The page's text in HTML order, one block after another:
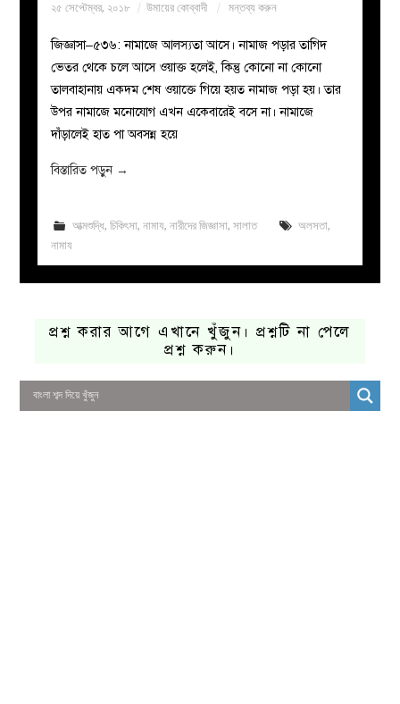
২৫ সেপ্টেম্বর, ২০১৮ উমায়ের কোব্বাদী মন্তব্য করুন
জিজ্ঞাসা–৫৩৬: নামাজে আলস্যতা আসে। নামাজ পড়ার তাগিদ
ভেতর থেকে চলে আসে ওয়াক্ত হলেই, কিন্তু কোনো না কোনো
তালবাহানায় একদম শেষ ওয়াক্তে গিয়ে হয়ত নামাজ পড়া হয়। তার
উপর নামাজে মনোযোগ এখন একেবারেই বসে না। নামাজে
দাঁড়ালেই হাত পা অবসন্ন হয়ে
বিস্তারিত পড়ুন →
আত্মশুদ্ধি, চিকিৎসা, নামায, নারীদের জিজ্ঞাসা, সালাত অলসতা,
নামায
প্রশ্ন করার আগে এখানে খুঁজুন। প্রশ্নটি না পেলে
প্রশ্ন করুন।